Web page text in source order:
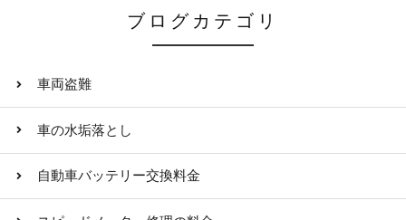
ブログカテゴリ
車両盗難
車の水垢落とし
自動車バッテリー交換料金